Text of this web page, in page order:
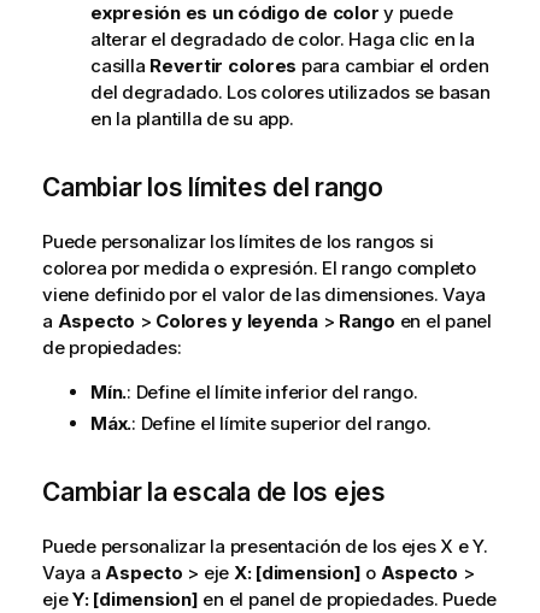
expresión es un código de color y puede
alterar el degradado de color. Haga clic en la
casilla Revertir colores para cambiar el orden
del degradado. Los colores utilizados se basan
en la plantilla de su app.
Cambiar los límites del rango
Puede personalizar los límites de los rangos si
colorea por medida o expresión. El rango completo
viene definido por el valor de las dimensiones. Vaya
a Aspecto > Colores y leyenda> Rango en el panel
de propiedades:
Mín.: Define el límite inferior del rango.
Máx.: Define el límite superior del rango.
Cambiar la escala de los ejes
Puede personalizar la presentación de los ejes X e Y.
Vaya aAspecto > eje X: [dimension] o Aspecto >
ejeY: [dimension] en el panel de propiedades. Puede